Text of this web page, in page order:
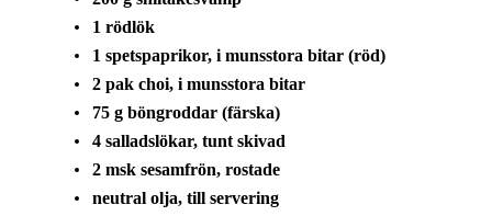
1 rödlök
1 spetspaprikor, i munsstora bitar (röd)
2 pak choi, i munsstora bitar
75 g böngroddar (färska)
4 salladslökar, tunt skivad
2 msk sesamfrön, rostade
neutral olja, till servering